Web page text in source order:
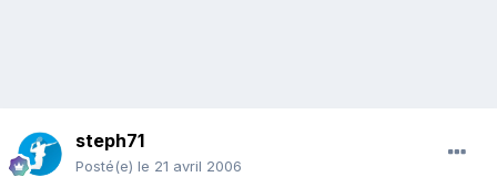
steph71
Posté(e) le 21 avril 2006